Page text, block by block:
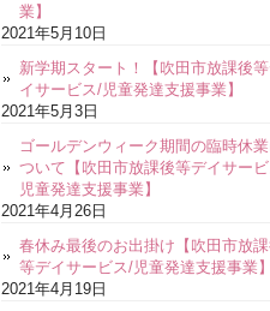
業】
2021年5月10日
新学期スタート！【吹田市放課後
イサービス/児童発達支援事業】
2021年5月3日
ゴールデンウィーク期間の臨時休
ついて【吹田市放課後等デイサー
児童発達支援事業】
2021年4月26日
春休み最後のお出掛け【吹田市放
等デイサービス/児童発達支援事業】
2021年4月19日